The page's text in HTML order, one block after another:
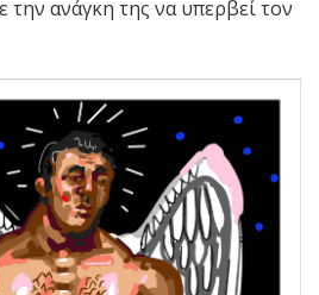
ανάγκη της να υπερβεί τον